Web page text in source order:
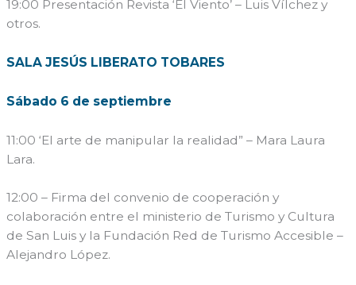
19:00 Presentación Revista ‘El Viento’ – Luis Vílchez y
otros.
SALA JESÚS LIBERATO TOBARES
Sábado 6 de septiembre
11:00 ‘El arte de manipular la realidad” – Mara Laura
Lara.
12:00 – Firma del convenio de cooperación y
colaboración entre el ministerio de Turismo y Cultura
de San Luis y la Fundación Red de Turismo Accesible –
Alejandro López.